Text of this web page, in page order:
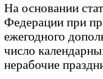
На основании
Федерации при
ежегодного
число
нерабочие